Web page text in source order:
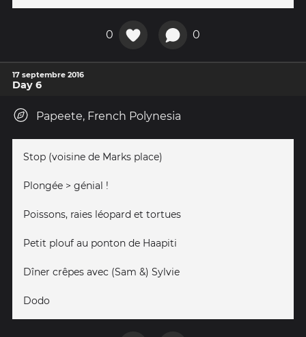
0 0
17 septembre 2016
Day 6
Papeete, French Polynesia
Stop (voisine de Marks place)
Plongée > génial !
Poissons, raies léopard et tortues
Petit plouf au ponton de Haapiti
Dîner crêpes avec (Sam &) Sylvie
Dodo